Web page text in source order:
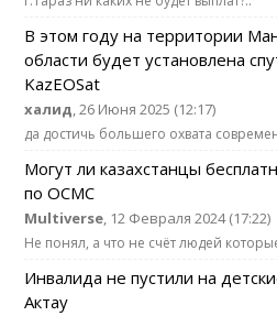
В этом году на территории
области будет установлена
KazEOSat
халид, 26 Июня 2025 (12:17)
да достичь большего охвата
Могут ли казахстанцы
по ОСМС
Multiverse, 12 Февраля 2024 (17:22)
Не понял, а что не счёт людей
Инвалида не пустили на
Актау